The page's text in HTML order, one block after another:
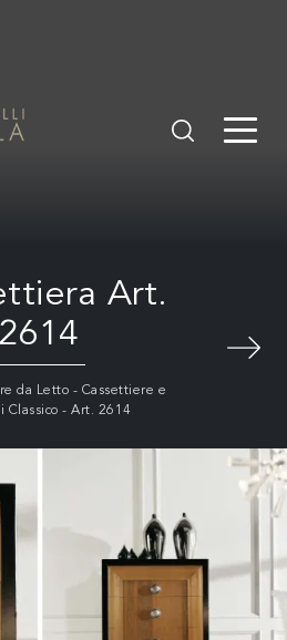
Art.
2614
da Letto - Cassettiere e
Classico -Art. 2614